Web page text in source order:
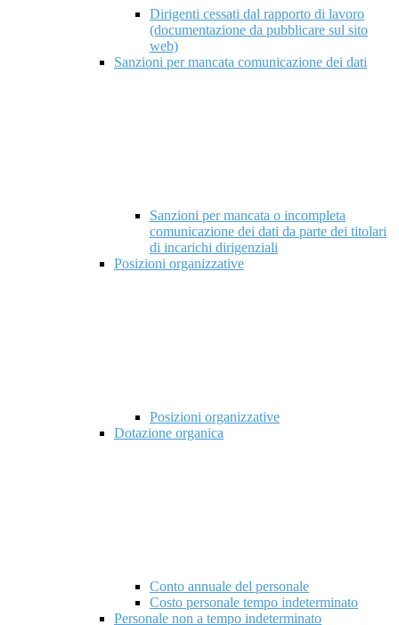
Dirigenti cessati dal rapporto di lavoro
(documentazione da pubblicare sul sito
web)
Sanzioni per mancata comunicazione dei dati
Sanzioni per mancata o incompleta
comunicazione dei dati da parte dei titolari
di incarichi dirigenziali
Posizioni organizzative
Posizioni organizzative
Dotazione organica
Conto annuale del personale
Costo personale tempo indeterminato
Personale non a tempo indeterminato